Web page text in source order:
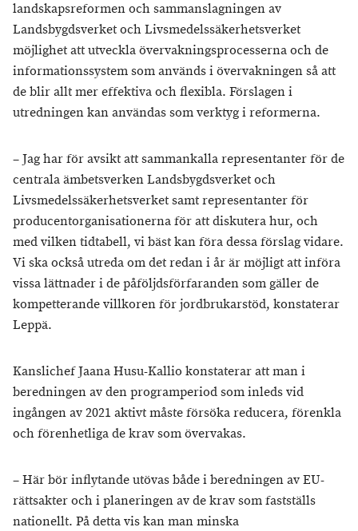
landskapsreformen och sammanslagningen av
Landsbygdsverket och Livsmedelssäkerhetsverket
möjlighet att utveckla övervakningsprocesserna och de
informationssystem som används i övervakningen så att
de blir allt mer effektiva och flexibla. Förslagen i
utredningen kan användas som verktyg i reformerna.
– Jag har för avsikt att sammankalla representanter för de
centrala ämbetsverken Landsbygdsverket och
Livsmedelssäkerhetsverket samt representanter för
producentorganisationerna för att diskutera hur, och
med vilken tidtabell, vi bäst kan föra dessa förslag vidare.
Vi ska också utreda om det redan i år är möjligt att införa
vissa lättnader i de påföljdsförfaranden som gäller de
kompetterande villkoren för jordbrukarstöd, konstaterar
Leppä.
Kanslichef Jaana Husu-Kallio konstaterar att man i
beredningen av den programperiod som inleds vid
ingången av 2021 aktivt måste försöka reducera, förenkla
och förenhetliga de krav som övervakas.
– Här bör inflytande utövas både i beredningen av EU-
rättsakter och i planeringen av de krav som fastställs
nationellt. På detta vis kan man minska